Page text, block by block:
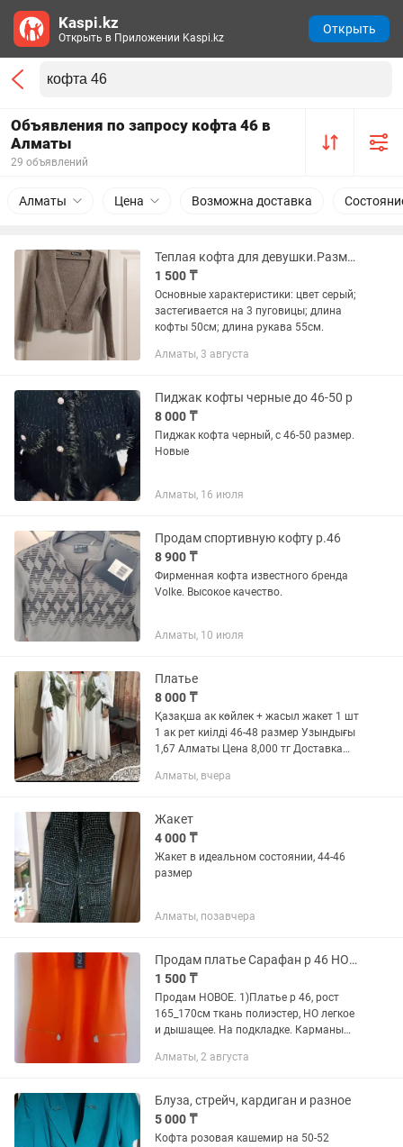
Объявления по запросу кофта 46 в
Алматы
29 объявлений
Алматы Цена Возможна доставка
Теплая кофта для девушки.Размер 44, 46.
1 500 ₸
Основные характеристики: цвет серый;
застегивается на 3 пуговицы; длина
кофты 50см; длина рукава 55см.
Алматы, 3 августа
Пиджак кофты черные до 46-50 р
8 000 ₸
Пиджак кофта черный, с 46-50 размер.
Новые
Алматы, 16 июля
Продам спортивную кофту р.46
8 900 ₸
Фирменная кофта известного бренда
Volke. Высокое качество.
Алматы, 10 июля
Платье
8 000 ₸
Қазақша ак көйлек + жасыл жакет 1 шт
1 ак рет киілді 46-48 размер Узындығы
1,67 Алматы Цена 8,000 тг Доставка
Алматы, вчера
Жакет
4 000 ₸
Жакет в идеальном состоянии, 44-46
размер
Алматы, позавчера
Продам платье Сарафан р 46 НОВОЕ
1 500 ₸
Продам НОВОЕ. 1)Платье р 46, рост
165_170см ткань полиэстер, НО легкое
и дышащее. На подкладке. Карманы
10000. 2) Сарафан ЛЁН, НОВОЕ. р 46.
Алматы, 2 августа
Блуза, стрейч, кардиган и разное
5 000 ₸
Кофта розовая кашемир на 50-52
Kaspi.kz
Открыть в Приложении Kaspi.kz
Открыть